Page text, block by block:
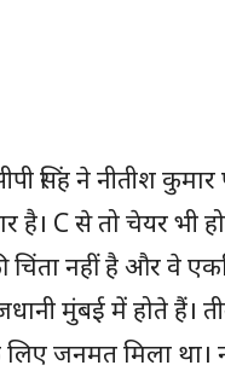
सिंह ने नीतीश
है। C से तो चेयर भी
चिंता नहीं है और वे
मुंबई में होते
जनमत मिला